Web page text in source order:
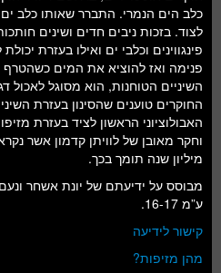
כלב הים הנמרי. התברר שאותו כלב
לצוד. בזכות ניבים חדים ושינים
פינגווינים וכלבי ים ואילו בעזרת
פנימה ואז להוציא את המים כשהטרף
השיניים הטוחנות, הוא מסוגל לאכול
החוקרים טוענים שהסינון בעזרת
האבולוציוני הראשון לציד בעזרת
מיליון שנה תומך בכך.
ע”מ 16-17.
קישור לידיעה
מהן מזיפות?